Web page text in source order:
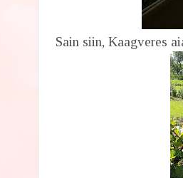
Sain siin, Kaagveres